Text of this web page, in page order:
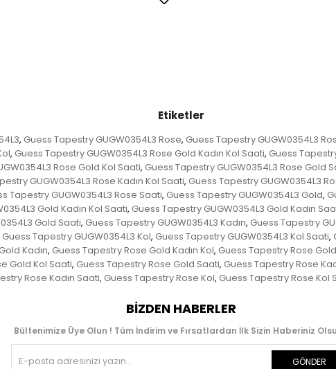
Etiketler
, Guess Tapestry GUGW0354L3 Rose, Guess Tapestry GUGW0354L3
, Guess Tapestry GUGW0354L3 Rose Gold Kadın Kol Saati, Guess
Rose Gold Kol Saati, Guess Tapestry GUGW0354L3 Rose Gold
GUGW0354L3 Rose Kadın Kol Saati, Guess Tapestry GUGW0354L3
Tapestry GUGW0354L3 Rose Saati, Guess Tapestry GUGW0354L3 Gold,
Gold Kadın Kol Saati, Guess Tapestry GUGW0354L3 Gold Kadın
Gold Saati, Guess Tapestry GUGW0354L3 Kadın, Guess Tapestry
Guess Tapestry GUGW0354L3 Kol, Guess Tapestry GUGW0354L3 Kol Saati,
Kadın, Guess Tapestry Rose Gold Kadın Kol, Guess Tapestry Rose
Gold Kol Saati, Guess Tapestry Rose Gold Saati, Guess Tapestry Rose
Rose Kadın Saati, Guess Tapestry Rose Kol, Guess Tapestry Rose Kol
BIZDEN HABERLER
Bültenimize Üye Olun ! Tüm İndirim ve Fırsatlardan İlk Sizin Haberiniz
GÖNDER